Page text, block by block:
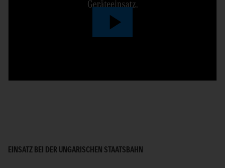
Play
EINSATZ BEI DER UNGARISCHEN STAATSBAHN